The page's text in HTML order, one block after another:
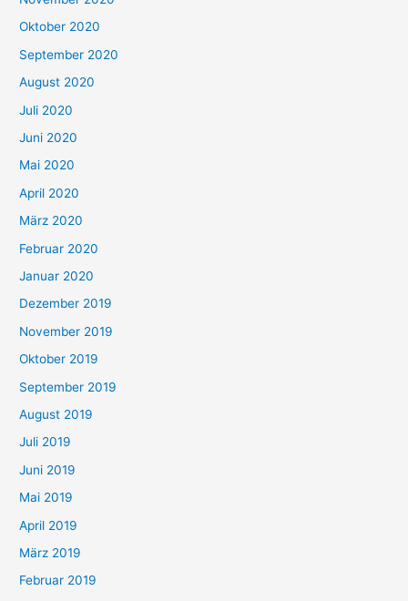
Oktober 2020
September 2020
August 2020
Juli 2020
Juni 2020
Mai 2020
April 2020
März 2020
Februar 2020
Januar 2020
Dezember 2019
November 2019
Oktober 2019
September 2019
August 2019
Juli 2019
Juni 2019
Mai 2019
April 2019
März 2019
Februar 2019